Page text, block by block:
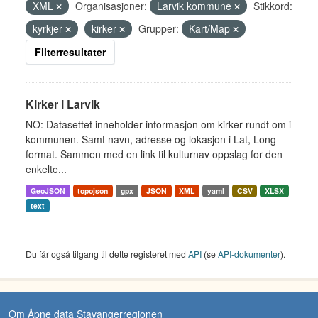
XML
Organisasjoner: Larvik kommune
Stikkord:
kyrkjer
kirker Grupper:
Kart/Map
Filterresultater
Kirker i Larvik
NO: Datasettet inneholder informasjon om kirker rundt om i
kommunen. Samt navn, adresse og lokasjon i Lat, Long
format. Sammen med en link til kulturnav oppslag for den
enkelte...
GeoJSON topojson gpx JSON XML yaml CSV
XLSX
text
Du får også tilgang til dette registeret med API (seAPI-dokumenter).
Om Åpne data Stavangerregionen